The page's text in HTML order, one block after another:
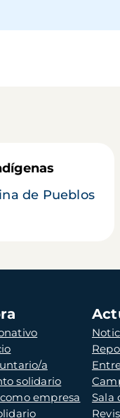
de Pueblos
a
solidario
empresa
Sala